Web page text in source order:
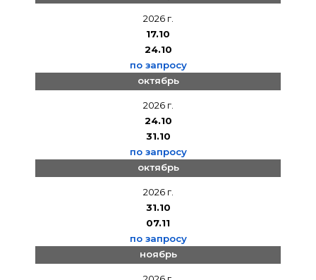
2026 г.
17.10
24.10
по запросу
октябрь
2026 г.
24.10
31.10
по запросу
октябрь
2026 г.
31.10
07.11
по запросу
ноябрь